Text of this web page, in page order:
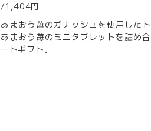
/1,404円
あまおう苺のガナッシュを使用した
あまおう苺のミニタブレットを詰め
ートギフト。